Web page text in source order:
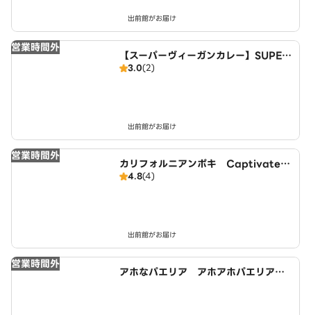
出前館がお届け
営業時間外
【スーパーヴィーガンカレー】SUPER
VEGAN CURRY
3.0(2)
出前館がお届け
営業時間外
カリフォルニアンポキ Captivate
荒川
4.8(4)
出前館がお届け
営業時間外
アホなパエリア アホアホパエリア